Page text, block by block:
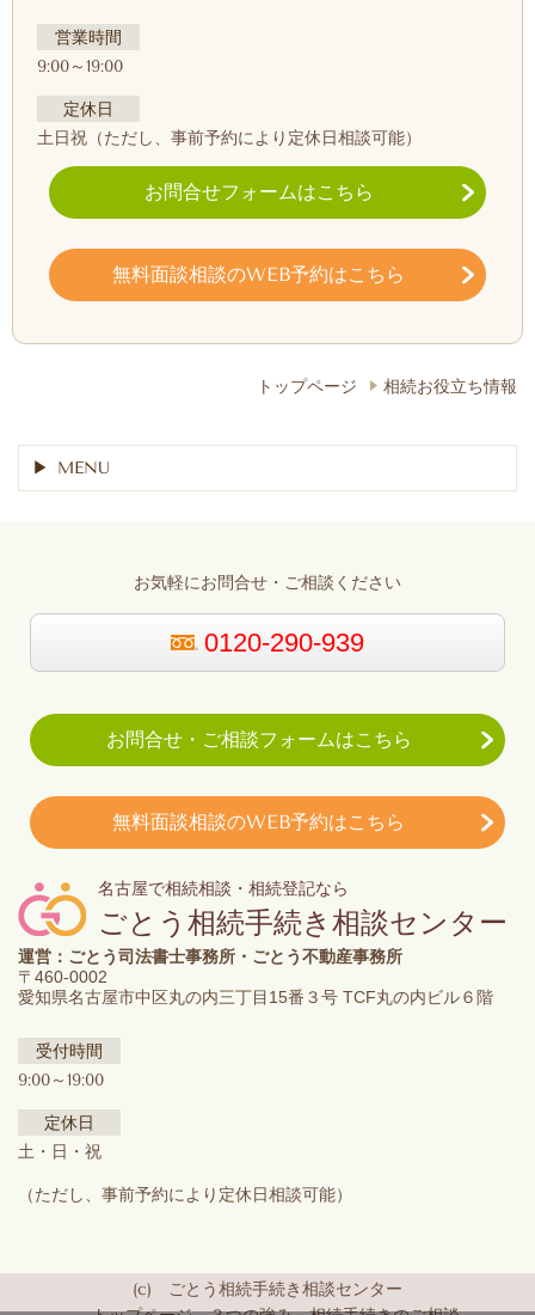
営業時間
9:00～19:00
定休日
土日祝 （ただし、事前予約により定休日相談可能）
お問合せフォームはこちら
無料面談相談のWEB予約はこちら
トップページ 相続お役立ち情報
MENU
お気軽にお問合せ・ご相談ください
0120-290-939
お問合せ・ご相談フォームはこちら
無料面談相談のWEB予約はこちら
名古屋で相続相談・相続登記なら
ごとう相続手続き相談センター
運営：ごとう司法書士事務所・ごとう不動産事務所
〒460-0002
愛知県名古屋市中区丸の内三丁目15番３号 TCF丸の内ビル６階
受付時間
9:00～19:00
定休日
土・日・祝
（ただし、事前予約により定休日相談可能）
(c) ごとう相続手続き相談センター